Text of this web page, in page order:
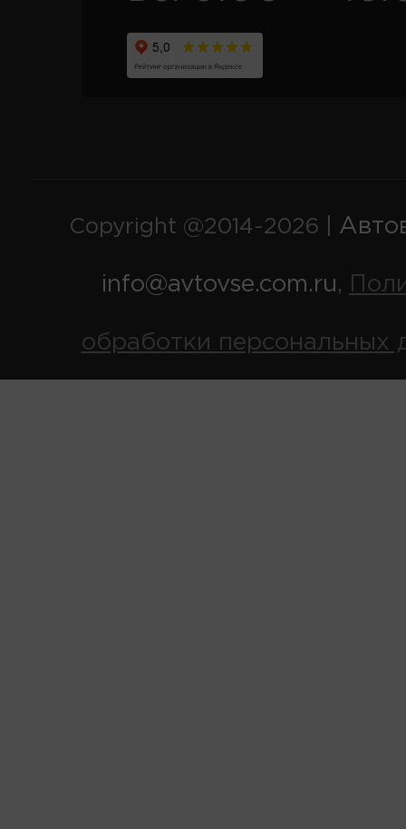
Copyright @2014-2026 |
info@avtovse.com.ru,
обработки персональных